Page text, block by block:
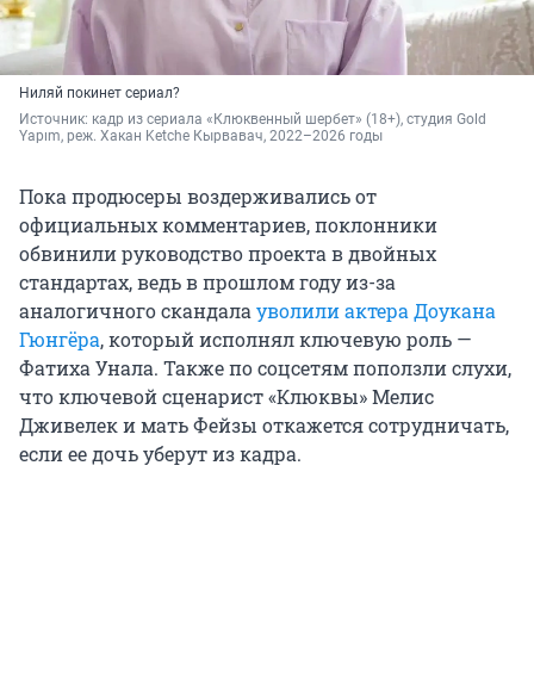
Ниляй покинет сериал?
Источник: кадр из сериала «Клюквенный шербет» (18+), студия Gold
Yapım, реж. Хакан Ketche Кырвавач, 2022–2026 годы
Пока продюсеры воздерживались от
официальных комментариев, поклонники
обвинили руководство проекта в двойных
стандартах, ведь в прошлом году из-за
аналогичного скандалауволили актера Доукана
Гюнгёра, который исполнял ключевую роль —
Фатиха Унала. Также по соцсетям поползли слухи,
что ключевой сценарист «Клюквы» Мелис
Дживелек и мать Фейзы откажется сотрудничать,
если ее дочь уберут из кадра.